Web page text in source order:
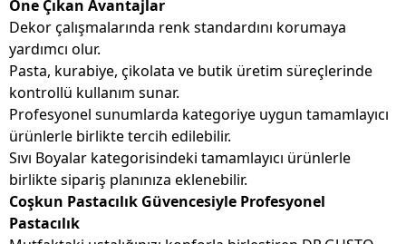
Öne Çıkan Avantajlar
Dekor çalışmalarında renk standardını korumaya
yardımcı olur.
Pasta, kurabiye, çikolata ve butik üretim süreçlerinde
kontrollü kullanım sunar.
Profesyonel sunumlarda kategoriye uygun tamamlayıcı
ürünlerle birlikte tercih edilebilir.
Sıvı Boyalar kategorisindeki tamamlayıcı ürünlerle
birlikte sipariş planınıza eklenebilir.
Coşkun Pastacılık Güvencesiyle Profesyonel
Pastacılık